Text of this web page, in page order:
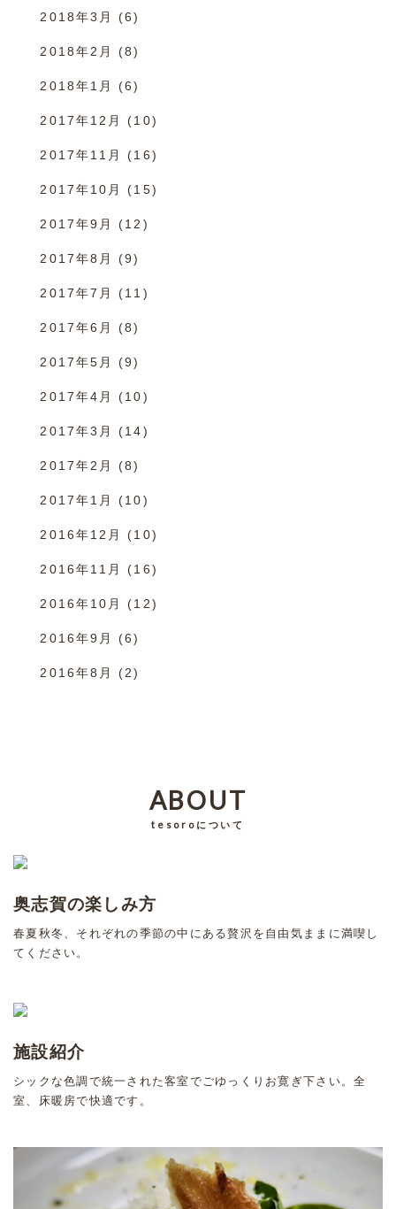
2018年3月 (6)
2018年2月 (8)
2018年1月 (6)
2017年12月 (10)
2017年11月 (16)
2017年10月 (15)
2017年9月 (12)
2017年8月 (9)
2017年7月 (11)
2017年6月 (8)
2017年5月 (9)
2017年4月 (10)
2017年3月 (14)
2017年2月 (8)
2017年1月 (10)
2016年12月 (10)
2016年11月 (16)
2016年10月 (12)
2016年9月 (6)
2016年8月 (2)
ABOUT
tesoroについて
奥志賀の楽しみ方
春夏秋冬、それぞれの季節の中にある贅沢を自由気ままに満喫し
てください。
施設紹介
シックな色調で統一された客室でごゆっくりお寛ぎ下さい。全
室、床暖房で快適です。